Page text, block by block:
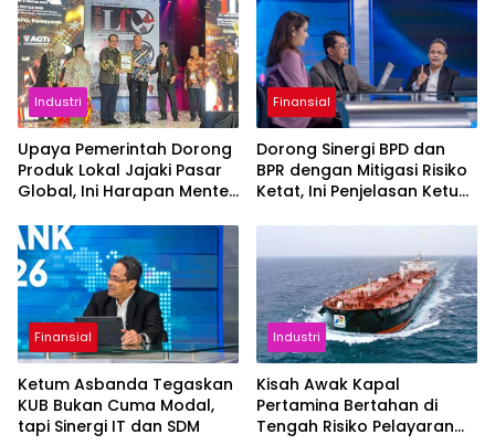
Industri
Upaya Pemerintah Dorong
Produk Lokal Jajaki Pasar
Global, Ini Harapan Menteri
dan IGT Expo 2026
Finansial
Dorong Sinergi BPD dan
BPR dengan Mitigasi Risiko
Ketat, Ini Penjelasan Ketum
Finansial
Ketum Asbanda Tegaskan
KUB Bukan Cuma Modal,
tapi Sinergi IT dan SDM
Industri
Kisah Awak Kapal
Pertamina Bertahan di
Tengah Risiko Pelayaran